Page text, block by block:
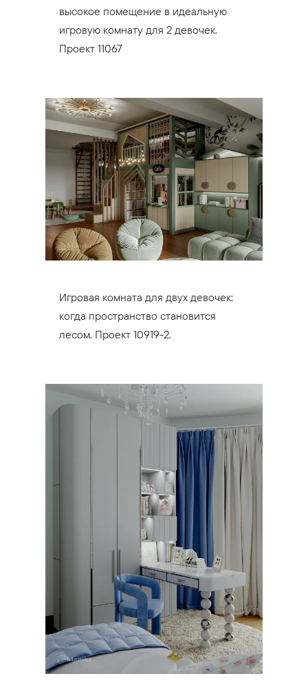
высокое помещение в идеальную
игровую комнату для 2 девочек.
Проект 11067
Игровая комната для двух девочек:
когда пространство становится
лесом. Проект 10919-2.